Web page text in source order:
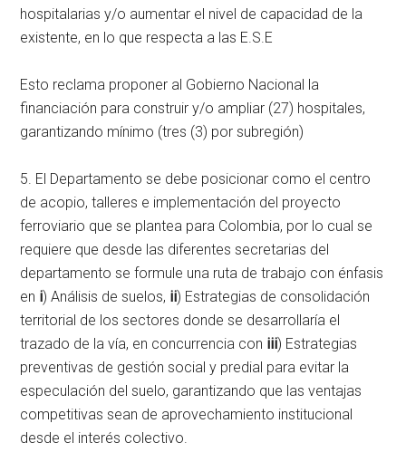
hospitalarias y/o aumentar el nivel de capacidad de la
existente, en lo que respecta a las E.S.E
Esto reclama proponer al Gobierno Nacional la
financiación para construir y/o ampliar (27) hospitales,
garantizando mínimo (tres (3) por subregión)
5. El Departamento se debe posicionar como el centro
de acopio, talleres e implementación del proyecto
ferroviario que se plantea para Colombia, por lo cual se
requiere que desde las diferentes secretarias del
departamento se formule una ruta de trabajo con énfasis
en i) Análisis de suelos, ii) Estrategias de consolidación
territorial de los sectores donde se desarrollaría el
trazado de la vía, en concurrencia con iii) Estrategias
preventivas de gestión social y predial para evitar la
especulación del suelo, garantizando que las ventajas
competitivas sean de aprovechamiento institucional
desde el interés colectivo.